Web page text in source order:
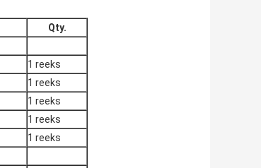
Qty.
1 reeks
1 reeks
1 reeks
1 reeks
1 reeks